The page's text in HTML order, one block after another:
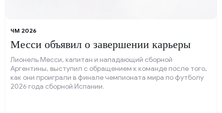
ЧМ 2026
Месси объявил о завершении карьеры
Лионель Месси, капитан и нападающий сборной
Аргентины, выступил с обращением к команде после того,
как они проиграли в финале чемпионата мира по футболу
2026 года сборной Испании.